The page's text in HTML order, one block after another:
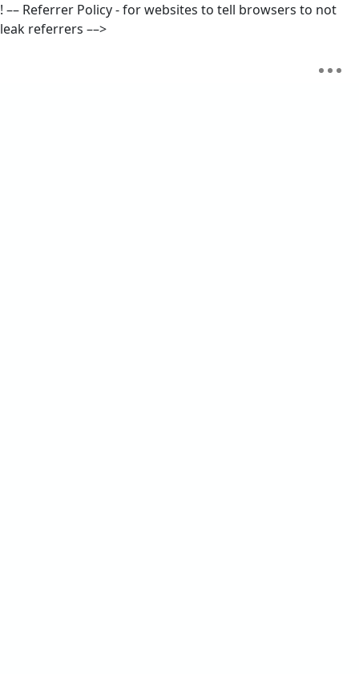
! –– Referrer Policy - for websites to tell browsers to not
leak referrers ––>